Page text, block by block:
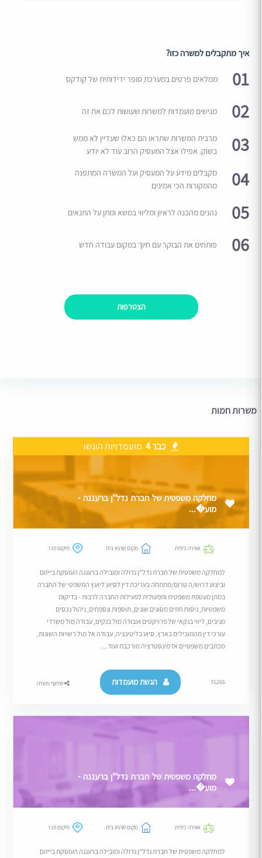
איך מתקבלים למשרה כזו?
01 ממלאים פרטים במערכת סופר ידידותית של קודקס
02 מגישים מועמדות למשרות שעושות לכם את זה
03
מרבית המשרות שתראו הם כאלו שעדיין לא ממש
בשוק. אפילו אצל המעסיק הרוב עוד לא יודע
04
מקבלים מידע על המעסיק ועל המשרה המתפנה
מהמקורות הכי אמינים
05 נהנים מהכנה לראיון ומליווי במשא ומתן על התנאים
06 פותחים את הבוקר עם חיוך במקום עבודה חדש
הצטרפות
משרות חמות
כבר 4 מועמדויות הוגשו
מחלקה משפטית של חברת נדל"ן ברעננה -
מוע�...
אווירה כיפית מקום שהוא בית מיקום פגז
למחלקה משפטית של חברת נדל"ן גדולה ומובילה ברעננה העוסקת בייזום
וביצוע דרוש/ה טרום/מתמחה בעריכת דין לסיוע ליועץ המשפטי של החברה
במתן מעטפת משפטית ותפעולית לפעילות החברה לרבות - בדיקות
משפטיות, ניסוח חוזים מסוגים שונים, תוספות ונספחים, ניהול נכסים
מניבים, ליווי בנקאי של פרויקטים ועבודה מול בנקים, עבודה מול משרדי
עורכי דין מהמובילים בארץ, סיוע בליטיגציה, עבודה אל מול רשויות השונות,
מכתבים משפטיים אדמינסטרציה מורכבת ועוד....
76266 הגשת מועמדות שיתוף משרה
מחלקה משפטית של חברת נדל"ן ברעננה -
מוע�...
אווירה כיפית מקום שהוא בית מיקום פגז
למחלקה משפטית של חברת נדל"ן גדולה ומובילה ברעננה העוסקת בייזום